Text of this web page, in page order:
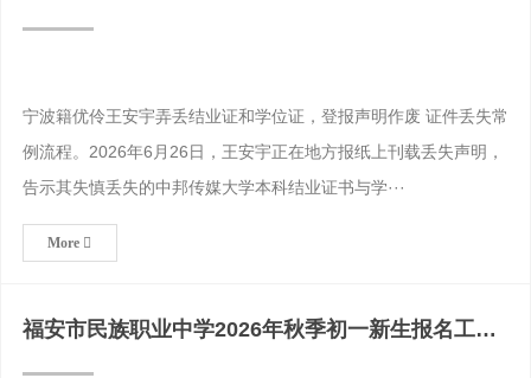
废证件遗失常规流
宁波籍优伶王安宇弄丢结业证和学位证，登报声明作废 证件丢失常
例流程。2026年6月26日，王安宇正在地方报纸上刊载丢失声明，
告示其失慎丢失的中邦传媒大学本科结业证书与学···
More
福安市民族职业中学2026年秋季初一新生报名工作